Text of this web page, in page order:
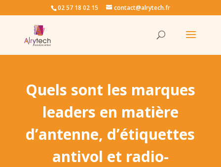
02 57 18 02 15 contact@alrytech.fr
Quels sont les marques
leaders en matière
d’antenne, d’étiquettes
antivol et radio-